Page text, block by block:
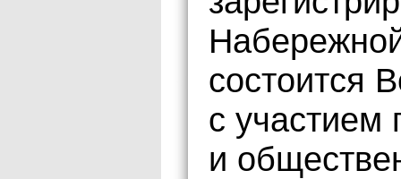
состоится
с участием
и